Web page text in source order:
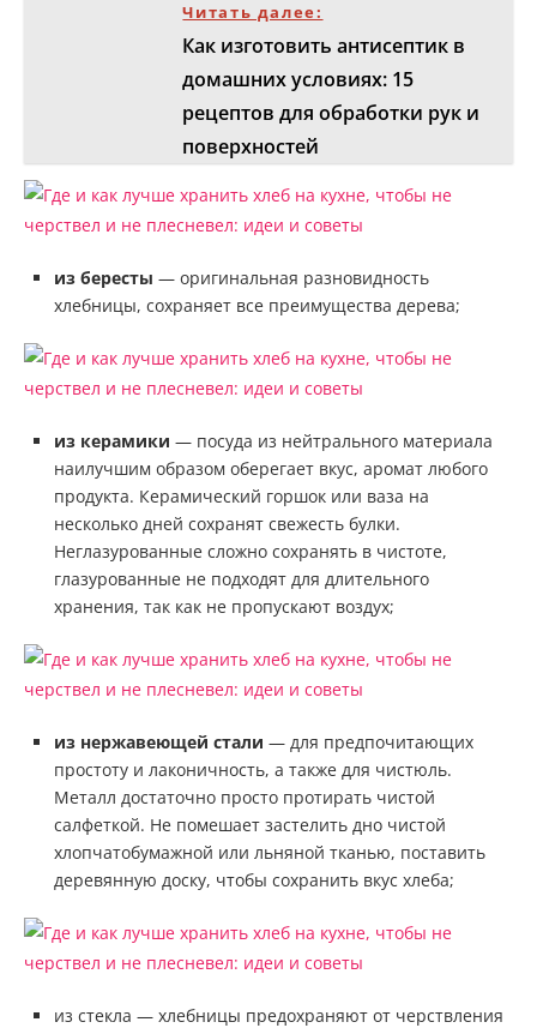
Читать далее:
Как изготовить антисептик в
домашних условиях: 15
рецептов для обработки рук и
поверхностей
из бересты — оригинальная разновидность
хлебницы, сохраняет все преимущества дерева;
из керамики — посуда из нейтрального материала
наилучшим образом оберегает вкус, аромат любого
продукта. Керамический горшок или ваза на
несколько дней сохранят свежесть булки.
Неглазурованные сложно сохранять в чистоте,
глазурованные не подходят для длительного
хранения, так как не пропускают воздух;
из нержавеющей стали — для предпочитающих
простоту и лаконичность, а также для чистюль.
Металл достаточно просто протирать чистой
салфеткой. Не помешает застелить дно чистой
хлопчатобумажной или льняной тканью, поставить
деревянную доску, чтобы сохранить вкус хлеба;
из стекла — хлебницы предохраняют от черствления